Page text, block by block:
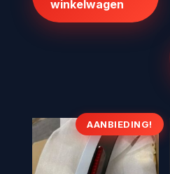
winkelwagen
AANBIEDING!